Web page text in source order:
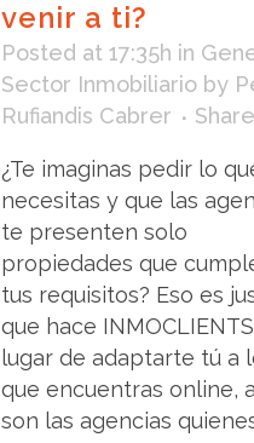
venir a ti?
Posted at 17:35h in
Sector Inmobiliario by
Rufiandis Cabrer
Share
¿Te imaginas pedir lo
necesitas y que las
te presenten solo
propiedades que
tus requisitos? Eso es
que hace
lugar de adaptarte tú a
que encuentras online,
son las agencias